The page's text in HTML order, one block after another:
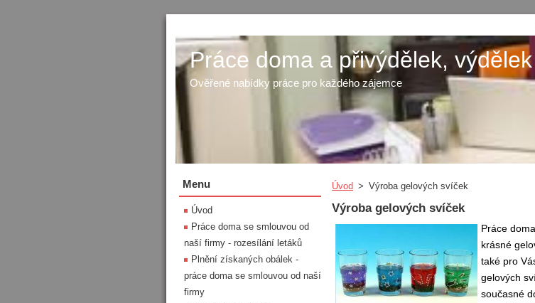
Práce doma a přivýdělek,
Ověřené nabídky práce pro každého zájemce
Úvod > Výroba gelových svíček
Výroba gelových svíček
Práce
krásné
také pro
gelových
současné
Menu
Úvod
Práce doma se smlouvou od
naší firmy - rozesílání letáků
Plnění získaných obálek -
práce doma se smlouvou od naší
firmy